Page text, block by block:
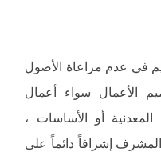
في عدم مراعاة الأصول
الأعمال سواء أعمال
المعدنية أو الأساسات ،
إشرافاً دائماً على